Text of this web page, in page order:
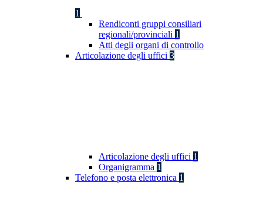
1
Rendiconti gruppi consiliari
regionali/provinciali 1
Atti degli organi di controllo
Articolazione degli uffici 3
Articolazione degli uffici 1
Organigramma 1
Telefono e posta elettronica 1